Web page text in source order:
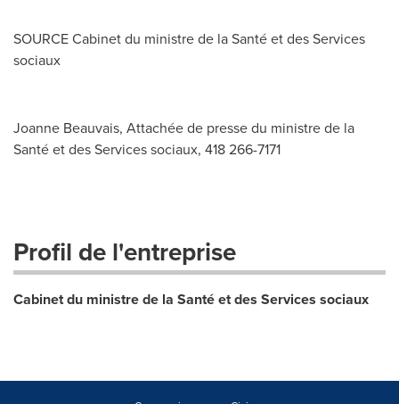
SOURCE Cabinet du ministre de la Santé et des Services
sociaux
Joanne Beauvais, Attachée de presse du ministre de la
Santé et des Services sociaux, 418 266-7171
Profil de l'entreprise
Cabinet du ministre de la Santé et des Services sociaux